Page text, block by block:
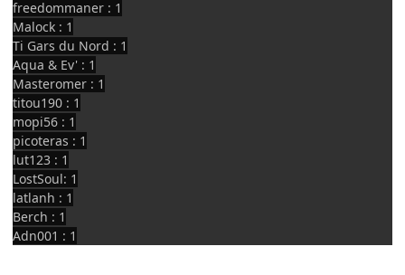
freedommaner : 1
Malock : 1
Ti Gars du Nord : 1
Aqua & Ev' : 1
Masteromer : 1
titou190 : 1
mopi56 : 1
picoteras : 1
lut123 : 1
LostSoul: 1
latlanh : 1
Berch : 1
Adn001 : 1